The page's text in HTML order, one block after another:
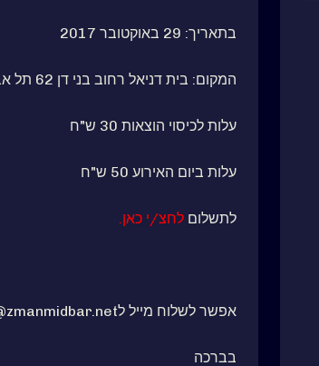
בתאריך: 29 באוקטובר 2017
המקום: בית דניאל רחוב בני דן 62 תל אביב
עלות לכיסוי הוצאות 30 ש"ח
עלות ביום האירוע 50 ש"ח
לתשלום לחצ/י כאן
אפשר לשלוח מייל לefrat@zmanmidbar.net
בברכה